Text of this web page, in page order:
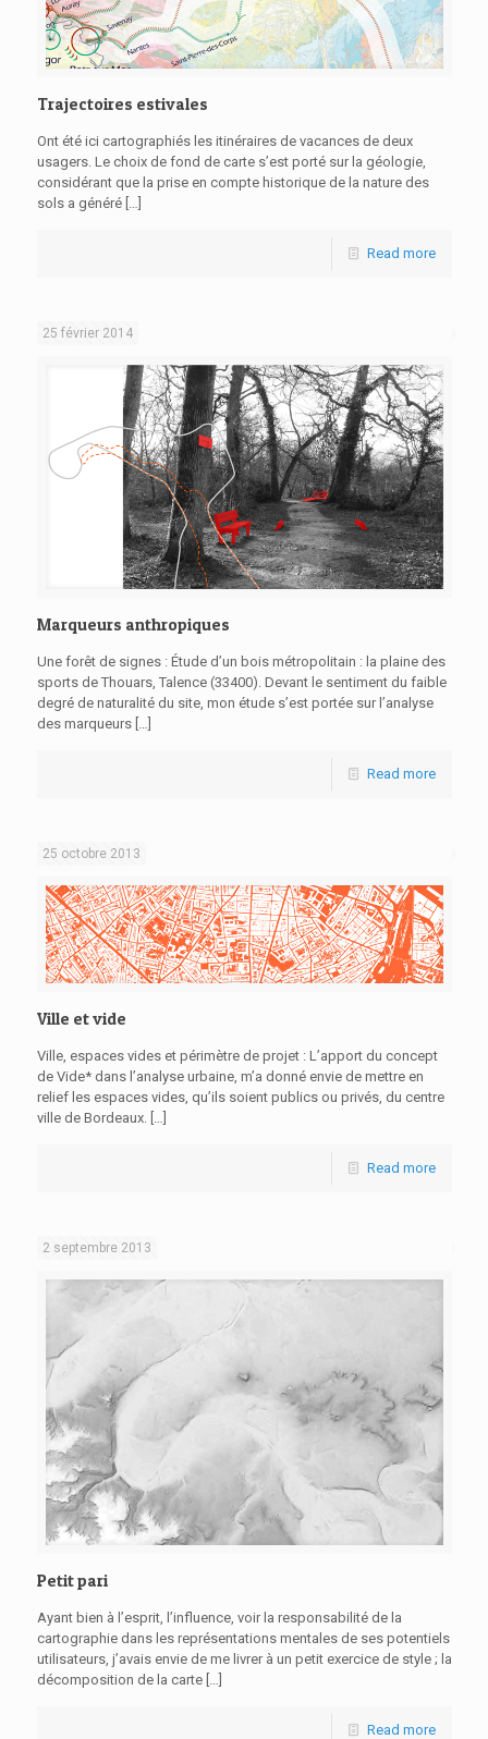
Trajectoires estivales
Ont été ici cartographiés les itinéraires de vacances de deux
usagers. Le choix de fond de carte s’est porté sur la géologie,
considérant que la prise en compte historique de la nature des
sols a généré[…]
Read more
25 février 2014
Marqueurs anthropiques
Une forêt de signes : Étude d’un bois métropolitain : la plaine des
sports de Thouars, Talence (33400). Devant le sentiment du faible
degré de naturalité du site, mon étude s’est portée sur l’analyse
des marqueurs[…]
Read more
25 octobre 2013
Ville et vide
Ville, espaces vides et périmètre de projet : L’apport du concept
de Vide* dans l’analyse urbaine, m’a donné envie de mettre en
relief les espaces vides, qu’ils soient publics ou privés, du centre
ville de Bordeaux.[…]
Read more
2 septembre 2013
Petit pari
Ayant bien à l’esprit, l’influence, voir la responsabilité de la
cartographie dans les représentations mentales de ses potentiels
utilisateurs, j’avais envie de me livrer à un petit exercice de style ; la
décomposition de la carte[…]
Read more